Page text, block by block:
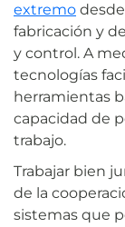
extremo
fabricación y
y control. A
tecnologías
herramientas
capacidad de
trabajo.
Trabajar bien
de la
sistemas que